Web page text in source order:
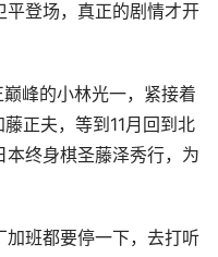
登场，真正的剧情才开
峰的小林光一，紧接着
正夫，等到11月回到北
终身棋圣藤泽秀行，为
班都要停一下，去打听